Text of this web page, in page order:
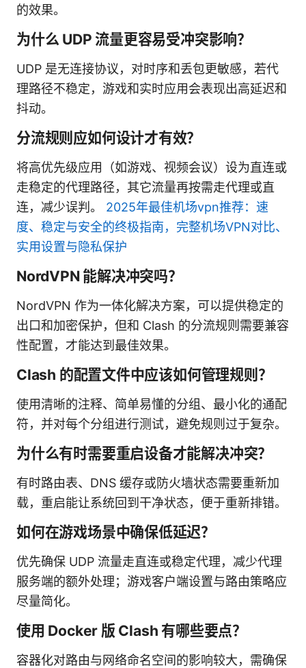
的效果。
为什么 UDP 流量更容易受冲突影响？
UDP 是无连接协议，对时序和丢包更敏感，若代
理路径不稳定，游戏和实时应用会表现出高延迟和
抖动。
分流规则应如何设计才有效？
将高优先级应用（如游戏、视频会议）设为直连或
走稳定的代理路径，其它流量再按需走代理或直
连，减少误判。 2025年最佳机场vpn推荐：速
度、稳定与安全的终极指南，完整机场VPN对比、
实用设置与隐私保护
NordVPN 能解决冲突吗？
NordVPN 作为一体化解决方案，可以提供稳定的
出口和加密保护，但和 Clash 的分流规则需要兼容
性配置，才能达到最佳效果。
Clash 的配置文件中应该如何管理规则？
使用清晰的注释、简单易懂的分组、最小化的通配
符，并对每个分组进行测试，避免规则过于复杂。
为什么有时需要重启设备才能解决冲突？
有时路由表、DNS 缓存或防火墙状态需要重新加
载，重启能让系统回到干净状态，便于重新排错。
如何在游戏场景中确保低延迟？
优先确保 UDP 流量走直连或稳定代理，减少代理
服务端的额外处理；游戏客户端设置与路由策略应
尽量简化。
使用 Docker 版 Clash 有哪些要点？
容器化对路由与网络命名空间的影响较大，需确保